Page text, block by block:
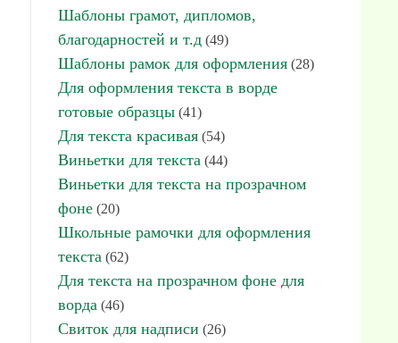
Шаблоны грамот, дипломов,
благодарностей и т.д (49)
Шаблоны рамок для оформления (28)
Для оформления текста в ворде
готовые образцы (41)
Для текста красивая (54)
Виньетки для текста (44)
Виньетки для текста на прозрачном
фоне (20)
Школьные рамочки для оформления
текста (62)
Для текста на прозрачном фоне для
ворда (46)
Свиток для надписи (26)